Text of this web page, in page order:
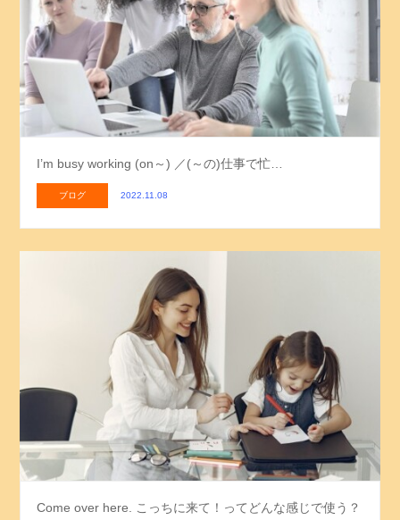
I’m busy working (on～) ／(～の)仕事で忙…
ブログ 2022.11.08
Come over here. こっちに来て！ってどんな感じで使う？